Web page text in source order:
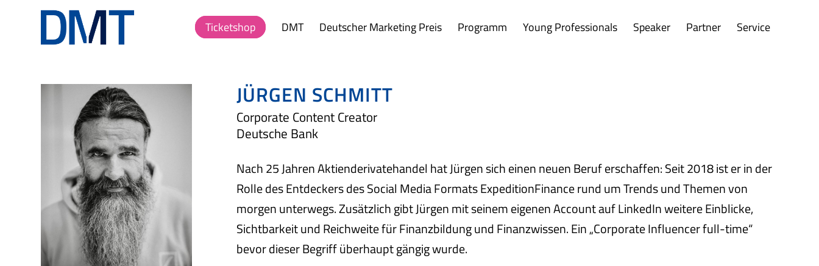
Ticketshop DMT Deutscher Marketing Preis Programm Young Professionals Speaker Partner Service
JÜRGEN SCHMITT
Corporate Content Creator
Deutsche Bank
Nach 25 Jahren Aktienderivatehandel hat Jürgen sich einen neuen Beruf erschaffen: Seit 2018 ist er in der
Rolle des Entdeckers des Social Media Formats ExpeditionFinance rund um Trends und Themen von
morgen unterwegs. Zusätzlich gibt Jürgen mit seinem eigenen Account auf LinkedIn weitere Einblicke,
Sichtbarkeit und Reichweite für Finanzbildung und Finanzwissen. Ein „Corporate Influencer full-time“
bevor dieser Begriff überhaupt gängig wurde.